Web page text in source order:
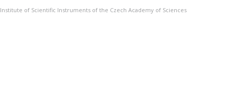
Institute of Scientific Instruments of the Czech Academy of Sciences